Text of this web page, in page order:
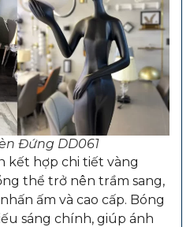
Đứng DD061
kết hợp chi tiết vàng
thể trở nên trầm sang,
ấm và cao cấp. Bóng
sáng chính, giúp ánh